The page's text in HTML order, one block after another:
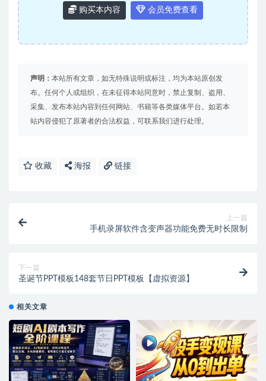
购买本内容 会员免费查看
声明： 本站所有文章，如无特殊说明或标注，均为本站原创发
布。任何个人或组织，在未征得本站同意时，禁止复制、盗用、
采集、发布本站内容到任何网站、书籍等各类媒体平台。如若本
站内容侵犯了原著者的合法权益，可联系我们进行处理。
收藏 海报 链接
上一篇
手机录屏软件含变声器功能免费无时长限制
下一篇
圣诞节PPT模板148套节日PPT模板【虚拟资源】
相关文章